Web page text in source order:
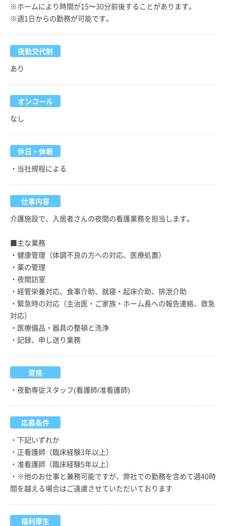
※ホームにより時間が15〜30分前後することがあります。
※週1日からの勤務が可能です。
夜勤交代制
あり
オンコール
なし
休日・休暇
・当社規程による
仕事内容
介護施設で、入居者さんの夜間の看護業務を担当します。
■主な業務
・健康管理（体調不良の方への対応、医療処置）
・薬の管理
・夜間訪室
・経管栄養対応、食事介助、就寝・起床介助、排泄介助
・緊急時の対応（主治医・ご家族・ホーム長への報告連絡、救急
対応）
・医療備品・器具の整頓と洗浄
・記録、申し送り業務
資格
・夜勤専従スタッフ(看護師/准看護師)
応募条件
・下記いずれか
・正看護師（臨床経験3年以上）
・准看護師（臨床経験5年以上）
・※他のお仕事と兼務可能ですが、弊社での勤務を含めて週40時
間を越える場合はご遠慮させていただいております
福利厚生